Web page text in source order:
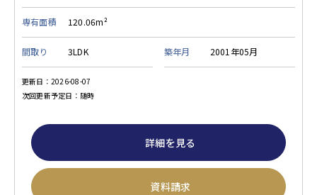
専有面積 120.06m²
間取り 3LDK 築年月 2001年05月
更新日：2026-08-07
次回更新予定日：随時
詳細を見る
資料請求